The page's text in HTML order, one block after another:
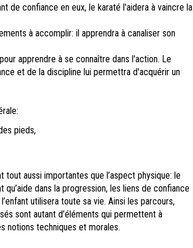
de confiance en eux, le karaté l'aidera à vaincre la
à accomplir: il apprendra à canaliser son
apprendre à se connaître dans l'action. Le
et de la discipline lui permettra d'acquérir un
pieds,
aussi importantes que l’aspect physique: le
dans la progression, les liens de confiance
utilisera toute sa vie. Ainsi les parcours,
sont autant d’éléments qui permettent à
notions techniques et morales.